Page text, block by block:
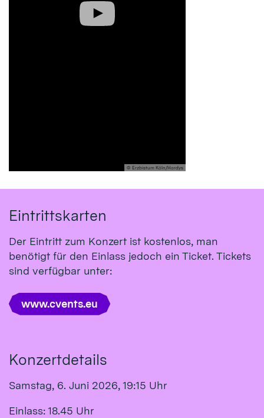
© Erzbistum Köln/Hordys
Eintrittskarten
Der Eintritt zum Konzert ist kostenlos, man
benötigt für den Einlass jedoch ein Ticket. Tickets
sind verfügbar unter:
www.cvents.eu
Konzertdetails
Samstag, 6. Juni 2026, 19:15 Uhr
Einlass: 18.45 Uhr